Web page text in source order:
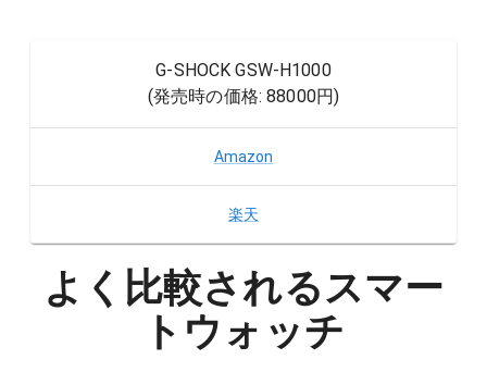
G-SHOCK GSW-H1000
(発売時の価格:88000円)
Amazon
楽天
よく比較されるスマー
トウォッチ